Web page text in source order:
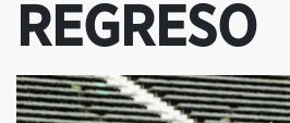
REGRESO